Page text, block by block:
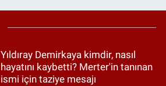
Yıldıray Demirkaya kimdir, nasıl
hayatını kaybetti? Merter'in tanınan
ismi için taziye mesajı